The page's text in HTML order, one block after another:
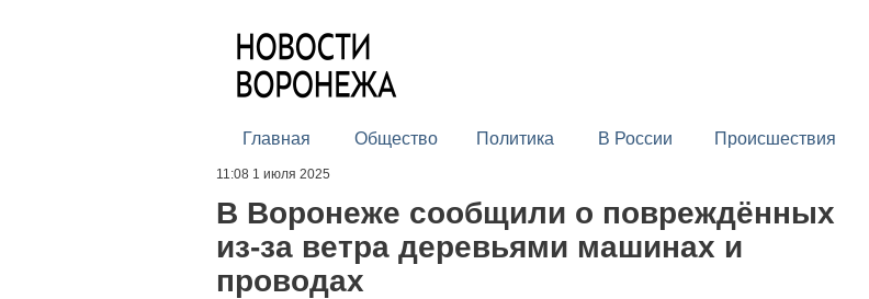
Главная Общество Политика В России Происшествия
11:08 1 июля 2025
В Воронеже сообщили о повреждённых
из-за ветра деревьями машинах и
проводах